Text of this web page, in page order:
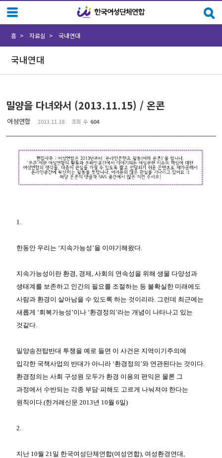
국내연대
홈 자료실 국내연대
밀양을 다녀와서 (2013.11.15) / 온콘
여성연합 2013.11.18 조회 수 604
1.
한동안 우리는 ‘지속가능성’을 이야기해왔다.
지속가능성이란 환경, 경제, 사회의 연속성을 위해 생물 다양성과
생태계를 보존하고 인간의 필요를 조절하는 등 불확실한 미래에도
사람과 환경이 살아남을 수 있도록 하는 것이리라. 그런데 최근에는
새롭게 ‘회복가능성’이나 ‘환경정의’라는 개념이 나타나고 있는
것같다.
밀양송전탑반대 투쟁을 예로 들면 이 사건은 지역이기주의에
입각한 국책사업의 반대가 아니라 ‘환경정의’와 연관된다는 것이다.
환경정의는 사회 구성원 모두가 환경 이용의 편익은 물론 그
과정에서 수반되는 각종 부담·피해도 고르게 나눠져야 한다는
원칙이다.(한겨레신문 2013년 10월 6일)
2.
지난 10월 21일 한국여성단체연합(여성연합), 여성환경연대,